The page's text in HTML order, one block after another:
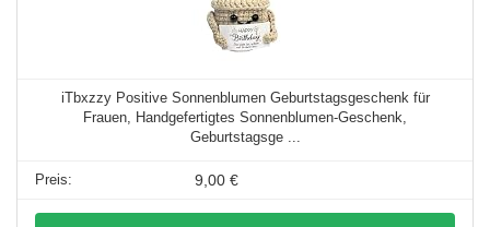
iTbxzzy Positive Sonnenblumen Geburtstagsgeschenk für
Frauen, Handgefertigtes Sonnenblumen-Geschenk,
Geburtstagsge ...
9,00 €